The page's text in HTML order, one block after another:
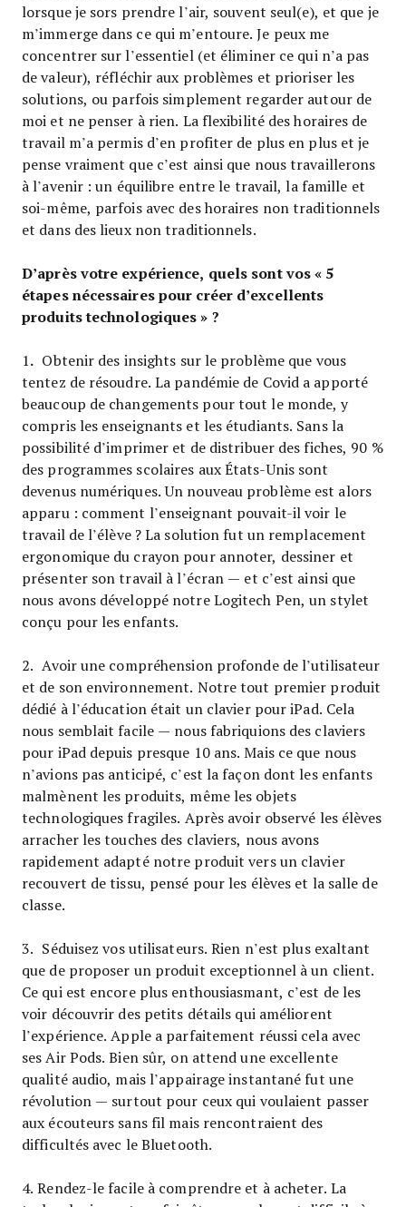
lorsque je sors prendre l’air, souvent seul(e), et que je
m’immerge dans ce qui m’entoure. Je peux me
concentrer sur l’essentiel (et éliminer ce qui n’a pas
de valeur), réfléchir aux problèmes et prioriser les
solutions, ou parfois simplement regarder autour de
moi et ne penser à rien. La flexibilité des horaires de
travail m’a permis d’en profiter de plus en plus et je
pense vraiment que c’est ainsi que nous travaillerons
à l’avenir : un équilibre entre le travail, la famille et
soi-même, parfois avec des horaires non traditionnels
et dans des lieux non traditionnels.
D’après votre expérience, quels sont vos « 5
étapes nécessaires pour créer d’excellents
produits technologiques » ?
1. Obtenir des insights sur le problème que vous
tentez de résoudre. La pandémie de Covid a apporté
beaucoup de changements pour tout le monde, y
compris les enseignants et les étudiants. Sans la
possibilité d’imprimer et de distribuer des fiches, 90 %
des programmes scolaires aux États-Unis sont
devenus numériques. Un nouveau problème est alors
apparu : comment l’enseignant pouvait-il voir le
travail de l’élève ? La solution fut un remplacement
ergonomique du crayon pour annoter, dessiner et
présenter son travail à l’écran — et c’est ainsi que
nous avons développé notre Logitech Pen, un stylet
conçu pour les enfants.
2. Avoir une compréhension profonde de l’utilisateur
et de son environnement. Notre tout premier produit
dédié à l’éducation était un clavier pour iPad. Cela
nous semblait facile — nous fabriquions des claviers
pour iPad depuis presque 10 ans. Mais ce que nous
n’avions pas anticipé, c’est la façon dont les enfants
malmènent les produits, même les objets
technologiques fragiles. Après avoir observé les élèves
arracher les touches des claviers, nous avons
rapidement adapté notre produit vers un clavier
recouvert de tissu, pensé pour les élèves et la salle de
classe.
3. Séduisez vos utilisateurs. Rien n’est plus exaltant
que de proposer un produit exceptionnel à un client.
Ce qui est encore plus enthousiasmant, c’est de les
voir découvrir des petits détails qui améliorent
l’expérience. Apple a parfaitement réussi cela avec
ses Air Pods. Bien sûr, on attend une excellente
qualité audio, mais l’appairage instantané fut une
révolution — surtout pour ceux qui voulaient passer
aux écouteurs sans fil mais rencontraient des
difficultés avec le Bluetooth.
4. Rendez-le facile à comprendre et à acheter. La